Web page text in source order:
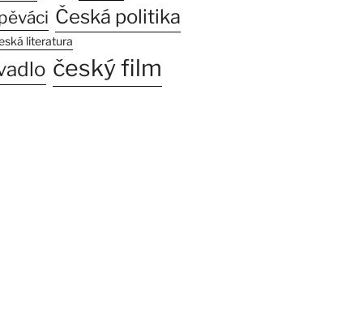
Česká politika
literatura
český film